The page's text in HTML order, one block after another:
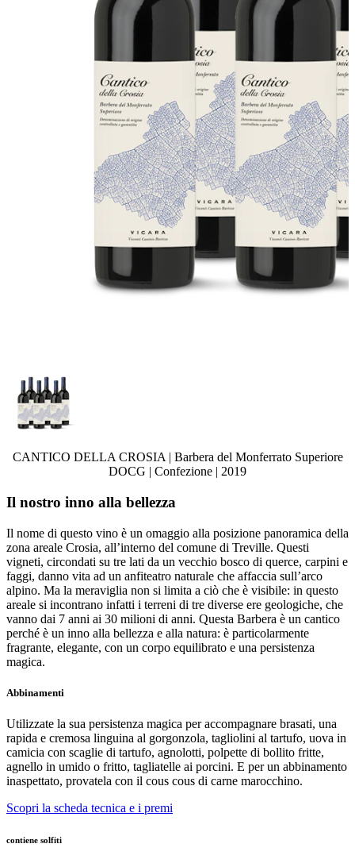
CANTICO DELLA CROSIA | Barbera del Monferrato Superiore
DOCG | Confezione | 2019
Il nostro inno alla bellezza
Il nome di questo vino è un omaggio alla posizione panoramica della
zona areale Crosia, all’interno del comune di Treville. Questi
vigneti, circondati su tre lati da un vecchio bosco di querce, carpini e
faggi, danno vita ad un anfiteatro naturale che affaccia sull’arco
alpino. Ma la meraviglia non si limita a ciò che è visibile: in questo
areale si incontrano infatti i terreni di tre diverse ere geologiche, che
vanno dai 7 anni ai 30 milioni di anni. Questa Barbera è un cantico
perché è un inno alla bellezza e alla natura: è particolarmente
fragrante, elegante, con un corpo equilibrato e una persistenza
magica.
Abbinamenti
Utilizzate la sua persistenza magica per accompagnare brasati, una
rapida e cremosa linguina al gorgonzola, tagliolini al tartufo, uova in
camicia con scaglie di tartufo, agnolotti, polpette di bollito fritte,
agnello in umido o fritto, tagliatelle ai porcini. E per un abbinamento
inaspettato, provatela con il cous cous di carne marocchino.
Scopri la scheda tecnica e i premi
contiene solfiti